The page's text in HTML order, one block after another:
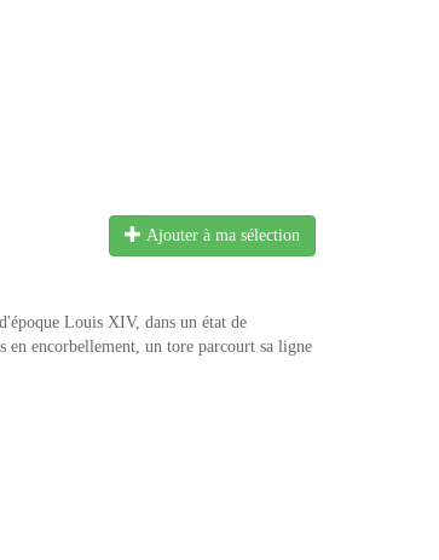
Ajouter à ma sélection
Louis XIV, dans un état de
en encorbellement, un tore parcourt sa ligne